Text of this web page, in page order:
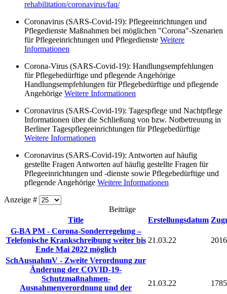
rehabilitation/coronavirus/faq/
Coronavirus (SARS-Covid-19): Pflegeeinrichtungen und
Pflegedienste Maßnahmen bei möglichen "Corona"-Szenarien
für Pflegeeinrichtungen und Pflegedienste Weitere
Informationen
Corona-Virus (SARS-Covid-19): Handlungsempfehlungen
für Pflegebedürftige und pflegende Angehörige
Handlungsempfehlungen für Pflegebedürftige und pflegende
Angehörige Weitere Informationen
Coronavirus (SARS-Covid-19): Tagespflege und Nachtpflege
Informationen über die Schließung von bzw. Notbetreuung in
Berliner Tagespflegeeinrichtungen für Pflegebedürftige
Weitere Informationen
Coronavirus (SARS-Covid-19): Antworten auf häufig
gestellte Fragen Antworten auf häufig gestellte Fragen für
Pflegeeinrichtungen und -dienste sowie Pflegebedürftige und
pflegende Angehörige Weitere Informationen
Anzeige #
Beiträge
Title
Erstellungsdatum
G-BA PM - Corona-Sonderregelung –
Telefonische Krankschreibung weiter bis
Ende Mai 2022 möglich
21.03.22 2016
SchAusnahmV - Zweite Verordnung zur
Änderung der COVID-19-
Schutzmaßnahmen-
Ausnahmenverordnung und der
21.03.22 1785